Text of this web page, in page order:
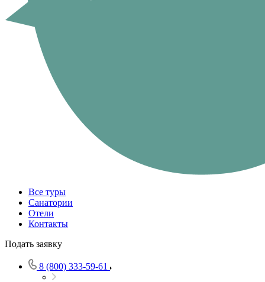
Все туры
Санатории
Отели
Контакты
Подать заявку
8 (800) 333-59-61